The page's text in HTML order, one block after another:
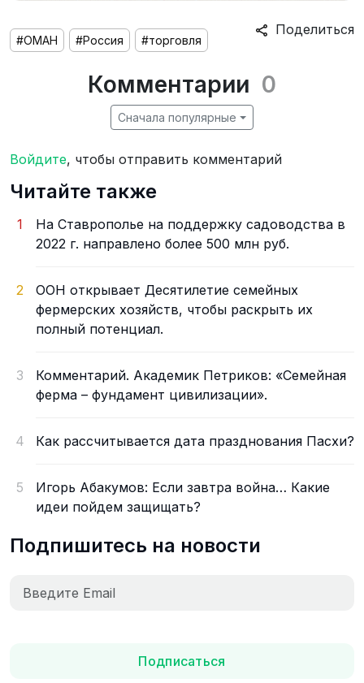
Поделиться
#ОМАН #Россия #торговля
Комментарии 0
Сначала популярные
Войдите, чтобы отправить комментарий
Читайте также
1
На Ставрополье на поддержку садоводства в
2022 г. направлено более 500 млн руб.
2
ООН открывает Десятилетие семейных
фермерских хозяйств, чтобы раскрыть их
полный потенциал.
3
Комментарий. Академик Петриков: «Семейная
ферма – фундамент цивилизации».
4 Как рассчитывается дата празднования Пасхи?
5
Игорь Абакумов: Если завтра война… Какие
идеи пойдем защищать?
Подпишитесь на новости
Подписаться